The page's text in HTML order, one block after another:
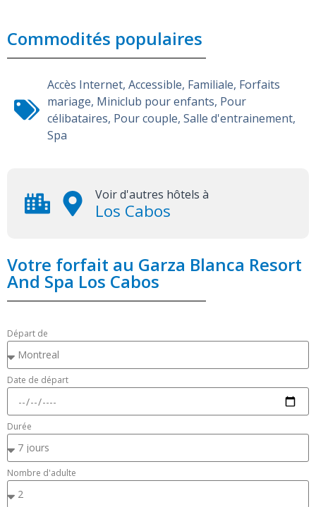
Commodités populaires
Accès Internet, Accessible, Familiale, Forfaits
mariage, Miniclub pour enfants, Pour
célibataires, Pour couple, Salle d'entrainement,
Spa
Voir d'autres hôtels à
Los Cabos
Votre forfait au Garza Blanca Resort
And Spa Los Cabos
Départ de
Date de départ
Durée
Nombre d'adulte